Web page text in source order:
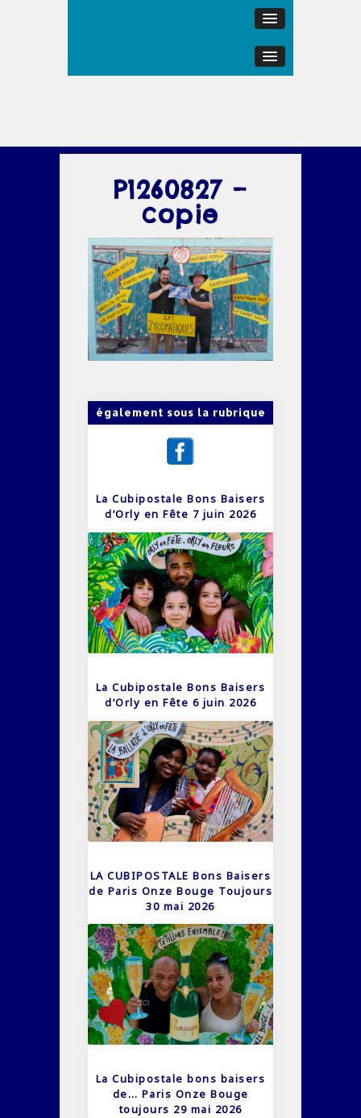
P1260827 –
copie
également sous la rubrique
La Cubipostale Bons Baisers
d’Orly en Fête 7 juin 2026
La Cubipostale Bons Baisers
d’Orly en Fête 6 juin 2026
LA CUBIPOSTALE Bons Baisers
de Paris Onze Bouge Toujours
30 mai 2026
La Cubipostale bons baisers
de… Paris Onze Bouge
toujours 29 mai 2026